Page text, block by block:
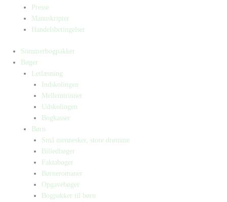
Presse
Manuskripter
Handelsbetingelser
Sommerbogpakker
Bøger
Letlæsning
Indskolingen
Mellemtrinnet
Udskolingen
Bogkasser
Børn
Små mennesker, store drømme
Billedbøger
Faktabøger
Børneromaner
Opgavebøger
Bogpakker til børn